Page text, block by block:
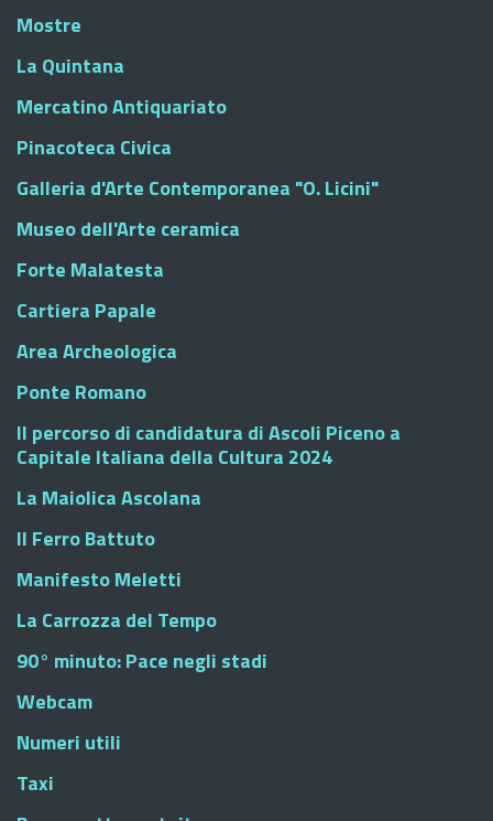
Mostre
La Quintana
Mercatino Antiquariato
Pinacoteca Civica
Galleria d'Arte Contemporanea "O. Licini"
Museo dell'Arte ceramica
Forte Malatesta
Cartiera Papale
Area Archeologica
Ponte Romano
Il percorso di candidatura di Ascoli Piceno a
Capitale Italiana della Cultura 2024
La Maiolica Ascolana
Il Ferro Battuto
Manifesto Meletti
La Carrozza del Tempo
90° minuto: Pace negli stadi
Webcam
Numeri utili
Taxi